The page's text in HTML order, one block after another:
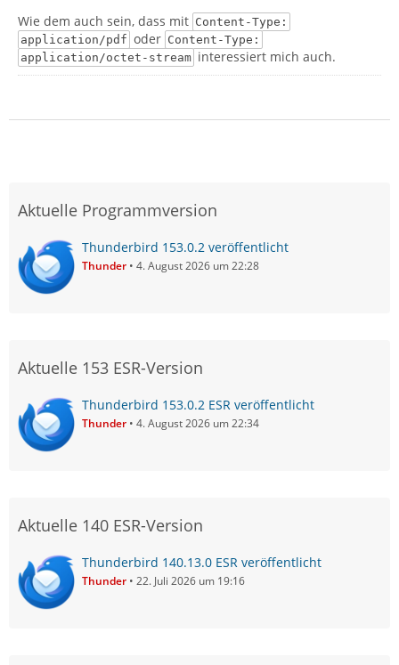
Wie dem auch sein, dass mit Content-Type:
application/pdf oder Content-Type:
application/octet-stream interessiert mich auch.
Aktuelle Programmversion
Thunderbird 153.0.2 veröffentlicht
Thunder 4. August 2026 um 22:28
Aktuelle 153 ESR-Version
Thunderbird 153.0.2 ESR veröffentlicht
Thunder 4. August 2026 um 22:34
Aktuelle 140 ESR-Version
Thunderbird 140.13.0 ESR veröffentlicht
Thunder 22. Juli 2026 um 19:16